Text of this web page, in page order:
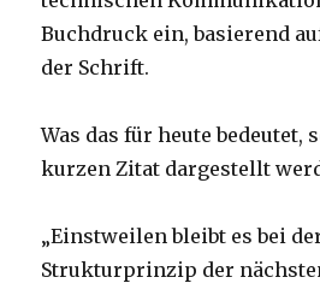
Buchdruck ein, basierend
der Schrift.
Was das für heute bedeutet,
kurzen Zitat dargestellt
„Einstweilen bleibt es bei
Strukturprinzip der